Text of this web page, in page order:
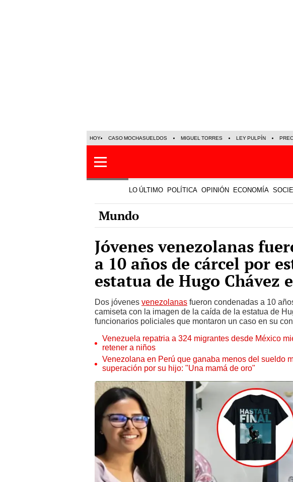
LO ÚLTIMO POLÍTICA OPINIÓN ECONOMÍA
Mundo
Jóvenes venezolanas
a 10 años de cárcel por
estatua de Hugo Chávez
Dos jóvenes venezolanas
fueron condenadas a 10
camiseta con la imagen de la caída de la estatua de
funcionarios policiales que montaron un caso en su
Venezuela repatria a 324 migrantes desde México
retener a niños
Venezolana en Perú que ganaba menos del sueldo
superación por su hijo: "Una mamá de oro"